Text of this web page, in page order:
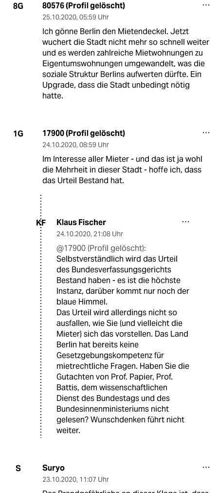
8G 80576 (Profil gelöscht)
25.10.2020, 05:59 Uhr
Ich gönne Berlin den Mietendeckel. Jetzt
wuchert die Stadt nicht mehr so schnell weiter
und es werden zahlreiche Mietwohnungen zu
Eigentumswohnungen umgewandelt, was die
soziale Struktur Berlins aufwerten dürfte. Ein
Upgrade, dass die Stadt unbedingt nötig
hatte.
1G 17900 (Profil gelöscht)
24.10.2020, 08:59 Uhr
Im Interesse aller Mieter - und das ist ja wohl
die Mehrheit in dieser Stadt - hoffe ich, dass
das Urteil Bestand hat.
KF Klaus Fischer
24.10.2020, 21:08 Uhr
@17900 (Profil gelöscht):
Selbstverständlich wird das Urteil
des Bundesverfassungsgerichts
Bestand haben - es ist die höchste
Instanz, darüber kommt nur noch der
blaue Himmel.
Das Urteil wird allerdings nicht so
ausfallen, wie Sie (und vielleicht die
Mieter) sich das vorstellen. Das Land
Berlin hat bereits keine
Gesetzgebungskompetenz für
mietrechtliche Fragen. Haben Sie die
Gutachten von Prof. Papier, Prof.
Battis, dem wissenschaftlichen
Dienst des Bundestags und des
Bundesinnenministeriums nicht
gelesen? Wunschdenken führt nicht
weiter.
S Suryo
23.10.2020, 11:07 Uhr